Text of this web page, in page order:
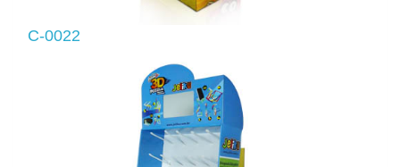
C-0022